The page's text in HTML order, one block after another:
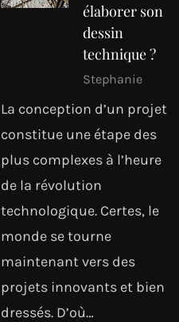
élaborer son
dessin
technique ?
Stephanie
La conception d’un projet
constitue une étape des
plus complexes à l’heure
de la révolution
technologique. Certes, le
monde se tourne
maintenant vers des
projets innovants et bien
dressés. D’où…